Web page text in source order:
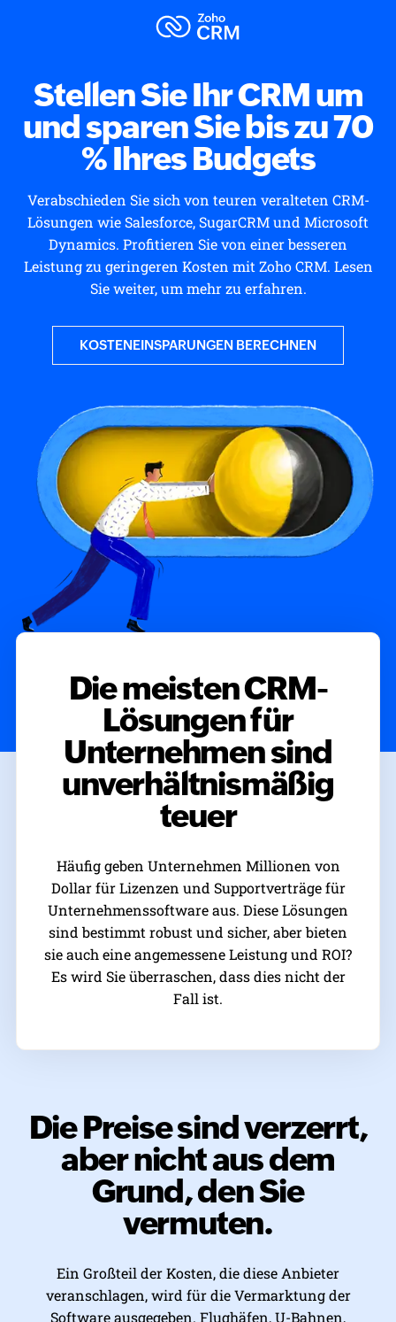
Stellen Sie Ihr CRM um
und sparen Sie bis zu 70
% Ihres Budgets
Verabschieden Sie sich von teuren veralteten CRM-
Lösungen wie Salesforce, SugarCRM und Microsoft
Dynamics. Profitieren Sie von einer besseren
Leistung zu geringeren Kosten mit Zoho CRM. Lesen
Sie weiter, um mehr zu erfahren.
KOSTENEINSPARUNGEN BERECHNEN
Die meisten CRM-
Lösungen für
Unternehmen sind
unverhältnismäßig
teuer
Häufig geben Unternehmen Millionen von
Dollar für Lizenzen und Supportverträge für
Unternehmenssoftware aus. Diese Lösungen
sind bestimmt robust und sicher, aber bieten
sie auch eine angemessene Leistung und ROI?
Es wird Sie überraschen, dass dies nicht der
Fall ist.
Die Preise sind verzerrt,
aber nicht aus dem
Grund, den Sie
vermuten.
Ein Großteil der Kosten, die diese Anbieter
veranschlagen, wird für die Vermarktung der
Software ausgegeben. Flughäfen, U-Bahnen,